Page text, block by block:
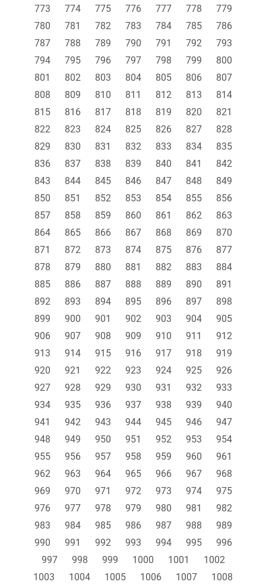
773
774 775 776 777 778
779
780
781 782 783 784 785
786
787
788 789 790 791 792
793
794
795 796 797 798 799
800
801
802 803 804 805 806
807
808
809 810 811 812 813
814
815
816 817 818 819 820
821
822
823 824 825 826 827
828
829
830 831 832 833 834
835
836
837 838 839 840 841
842
843
844 845 846 847 848
849
850
851 852 853 854 855
856
857
858 859 860 861 862
863
864
865 866 867 868 869
870
871
872 873 874 875 876
877
878
879 880 881 882 883
884
885
886 887 888 889 890
891
892
893 894 895 896 897
898
899
900 901 902 903 904
905
906
907 908 909 910 911
912
913
914 915 916 917 918
919
920
921 922 923 924 925
926
927
928 929 930 931 932
933
934
935 936 937 938 939
940
941
942 943 944 945 946
947
948
949 950 951 952 953
954
955
956 957 958 959 960
961
962
963 964 965 966 967
968
969
970 971 972 973 974
975
976
977 978 979 980 981
982
983
984 985 986 987 988
989
990
991 992 993 994 995
996
997
998 999 1000 1001
1002
1003
1004 1005 1006 1007
1008